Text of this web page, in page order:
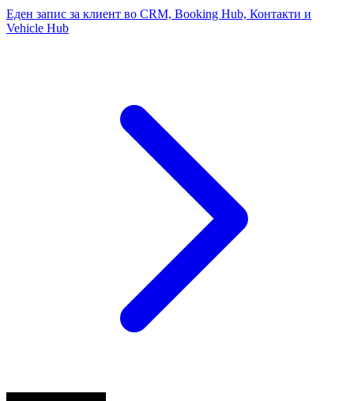
Еден запис за клиент во CRM, Booking Hub, Контакти и
Vehicle Hub